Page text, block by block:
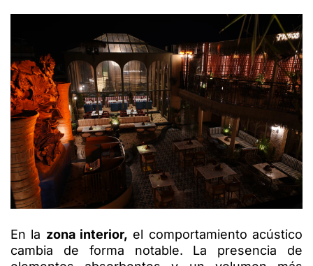
En la zona interior, el comportamiento acústico
cambia de forma notable. La presencia de